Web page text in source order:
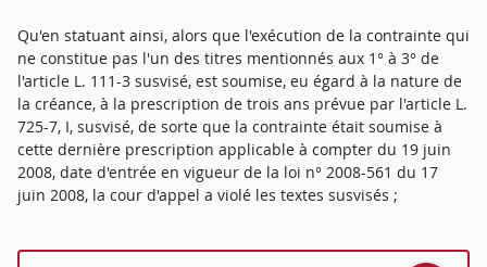
Qu'en statuant ainsi, alors que l'exécution de la contrainte qui
ne constitue pas l'un des titres mentionnés aux 1° à 3° de
l'article L. 111-3 susvisé, est soumise, eu égard à la nature de
la créance, à la prescription de trois ans prévue par l'article L.
725-7, I, susvisé, de sorte que la contrainte était soumise à
cette dernière prescription applicable à compter du 19 juin
2008, date d'entrée en vigueur de la loi n° 2008-561 du 17
juin 2008, la cour d'appel a violé les textes susvisés ;